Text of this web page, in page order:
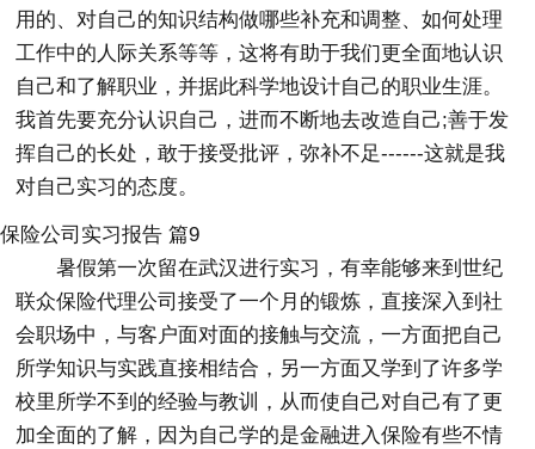
用的、对自己的知识结构做哪些补充和调整、如何处理
工作中的人际关系等等，这将有助于我们更全面地认识
自己和了解职业，并据此科学地设计自己的职业生涯。
我首先要充分认识自己，进而不断地去改造自己;善于发
挥自己的长处，敢于接受批评，弥补不足------这就是我
对自己实习的态度。
保险公司实习报告 篇9
暑假第一次留在武汉进行实习，有幸能够来到世纪
联众保险代理公司接受了一个月的锻炼，直接深入到社
会职场中，与客户面对面的接触与交流，一方面把自己
所学知识与实践直接相结合，另一方面又学到了许多学
校里所学不到的经验与教训，从而使自己对自己有了更
加全面的了解，因为自己学的是金融进入保险有些不情